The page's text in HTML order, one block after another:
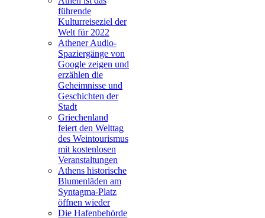
führende
Kulturreiseziel der
Welt für 2022
Athener Audio-
Spaziergänge von
Google zeigen und
erzählen die
Geheimnisse und
Geschichten der
Stadt
Griechenland
feiert den Welttag
des Weintourismus
mit kostenlosen
Veranstaltungen
Athens historische
Blumenläden am
Syntagma-Platz
öffnen wieder
Die Hafenbehörde